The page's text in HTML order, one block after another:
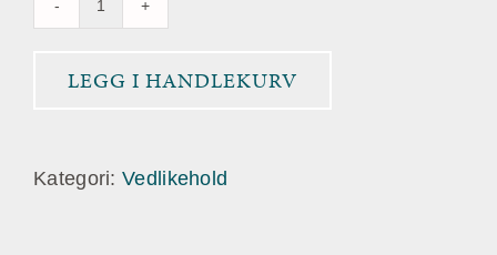
Vedlikeholdsett
Interiør
LEGG I HANDLEKURV
Kategori:Vedlikehold